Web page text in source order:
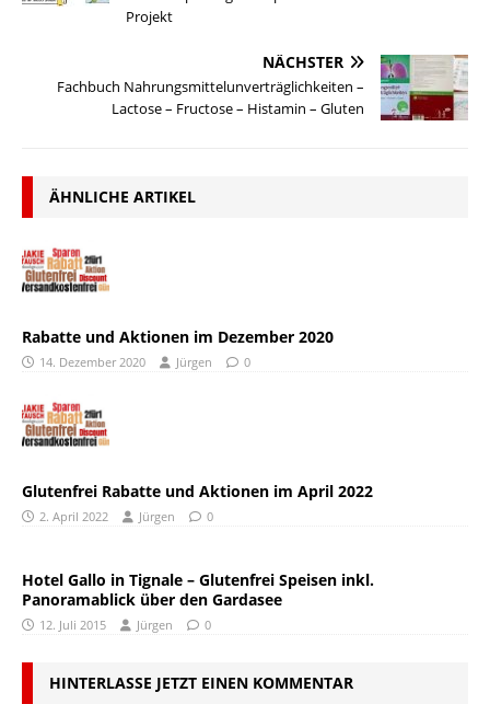
Projekt
NÄCHSTER
Fachbuch Nahrungsmittelunverträglichkeiten –
Lactose – Fructose – Histamin – Gluten
ÄHNLICHE ARTIKEL
Rabatte und Aktionen im Dezember 2020
14. Dezember 2020 Jürgen 0
Glutenfrei Rabatte und Aktionen im April 2022
2. April 2022 Jürgen 0
Hotel Gallo in Tignale – Glutenfrei Speisen inkl.
Panoramablick über den Gardasee
12. Juli 2015 Jürgen 0
HINTERLASSE JETZT EINEN KOMMENTAR